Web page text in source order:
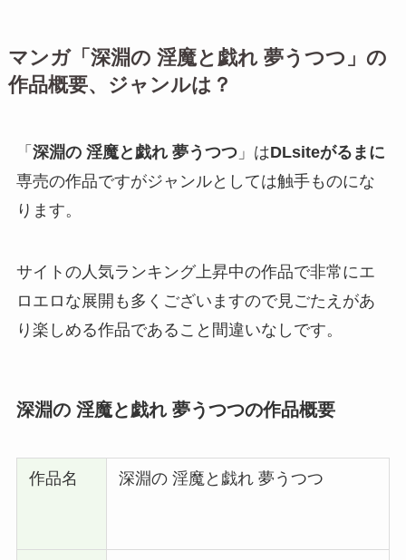
マンガ「 深淵の 淫魔と戯れ 夢うつつ 」の
作品概要、ジャンルは？
「 深淵の 淫魔と戯れ 夢うつつ」はDLsiteがるまに
専売の作品ですがジャンルとしては触手ものにな
ります。
サイトの人気ランキング上昇中の作品で非常にエ
ロエロな展開も多くございますので見ごたえがあ
り楽しめる作品であること間違いなしです。
深淵の 淫魔と戯れ 夢うつつの作品概要
作品名 深淵の 淫魔と戯れ 夢うつつ